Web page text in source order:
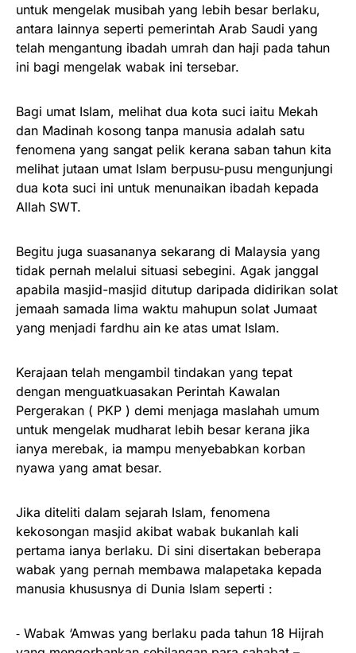
untuk mengelak musibah yang lebih besar berlaku,
antara lainnya seperti pemerintah Arab Saudi yang
telah mengantung ibadah umrah dan haji pada tahun
ini bagi mengelak wabak ini tersebar.
Bagi umat Islam, melihat dua kota suci iaitu Mekah
dan Madinah kosong tanpa manusia adalah satu
fenomena yang sangat pelik kerana saban tahun kita
melihat jutaan umat Islam berpusu-pusu mengunjungi
dua kota suci ini untuk menunaikan ibadah kepada
Allah SWT.
Begitu juga suasananya sekarang di Malaysia yang
tidak pernah melalui situasi sebegini. Agak janggal
apabila masjid-masjid ditutup daripada didirikan solat
jemaah samada lima waktu mahupun solat Jumaat
yang menjadi fardhu ain ke atas umat Islam.
Kerajaan telah mengambil tindakan yang tepat
dengan menguatkuasakan Perintah Kawalan
Pergerakan ( PKP ) demi menjaga maslahah umum
untuk mengelak mudharat lebih besar kerana jika
ianya merebak, ia mampu menyebabkan korban
nyawa yang amat besar.
Jika diteliti dalam sejarah Islam, fenomena
kekosongan masjid akibat wabak bukanlah kali
pertama ianya berlaku. Di sini disertakan beberapa
wabak yang pernah membawa malapetaka kepada
manusia khususnya di Dunia Islam seperti :
⁃ Wabak ‘Amwas yang berlaku pada tahun 18 Hijrah